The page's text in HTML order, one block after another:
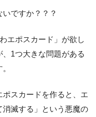
ですか？？？
エポスカード」が欲し
1つ大きな問題がある
スカードを作ると、エ
滅する」という悪魔の